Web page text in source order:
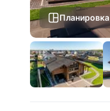
Планировка